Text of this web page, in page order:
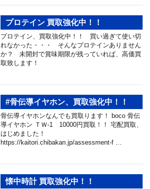
プロテイン 買取強化中！！
プロテイン、買取強化中！！ 買い過ぎて使い切
れなかった・・・ そんなプロテインありません
か？ 未開封で賞味期限が残っていれば、高価買
取致します！
#骨伝導イヤホン、買取強化中！！
骨伝導イヤホンなんでも買取ります！ boco 骨伝
導イヤホン ＴＷ-1 10000円買取！！ 宅配買取、
はじめました！
https://kaitori.chibakan.jp/assessment-f …
懐中時計 買取強化中！！